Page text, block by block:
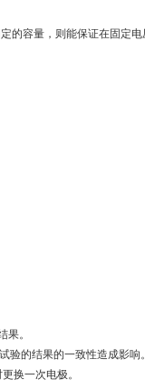
的容量，则能保证在固定
。
的结果的一致性造成影响。
换一次电极。